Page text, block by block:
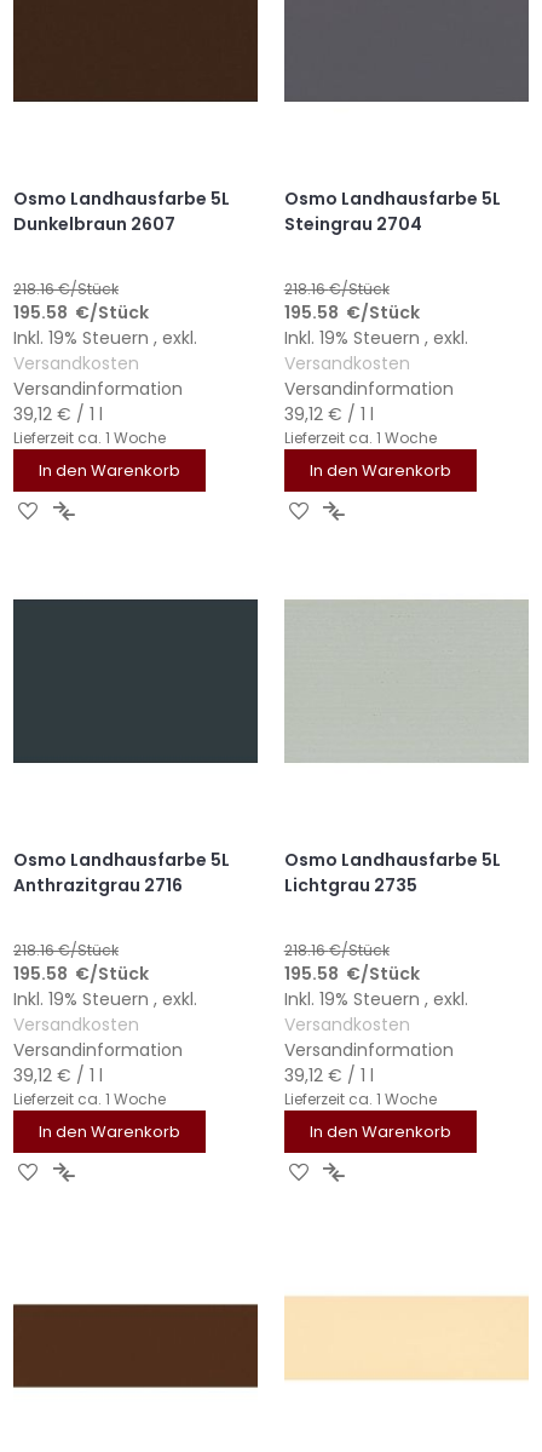
Osmo Landhausfarbe 5L
Dunkelbraun 2607
218.16€/Stück
195.58 €/Stück
Inkl. 19% Steuern , exkl.
Versandkosten
Versandinformation
39,12 € / 1 l
Lieferzeit ca. 1 Woche
In den Warenkorb
ZURZUR
Osmo Landhausfarbe 5L
Steingrau 2704
218.16€/Stück
195.58 €/Stück
Inkl. 19% Steuern , exkl.
Versandkosten
Versandinformation
39,12 € / 1 l
Lieferzeit ca. 1 Woche
In den Warenkorb
ZURZUR
Osmo Landhausfarbe 5L
Anthrazitgrau 2716
218.16€/Stück
195.58 €/Stück
Inkl. 19% Steuern , exkl.
Versandkosten
Versandinformation
39,12 € / 1 l
Lieferzeit ca. 1 Woche
In den Warenkorb
ZURZUR
Osmo Landhausfarbe 5L
Lichtgrau 2735
218.16€/Stück
195.58 €/Stück
Inkl. 19% Steuern , exkl.
Versandkosten
Versandinformation
39,12 € / 1 l
Lieferzeit ca. 1 Woche
In den Warenkorb
ZURZUR